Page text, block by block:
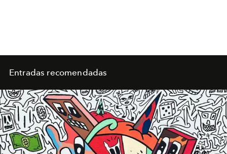
Entradas recomendadas